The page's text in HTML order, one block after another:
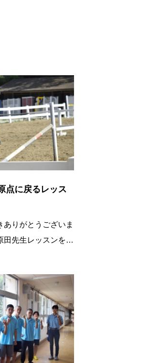
点に戻るレッス
りがとうございま
田先生レッスンをお